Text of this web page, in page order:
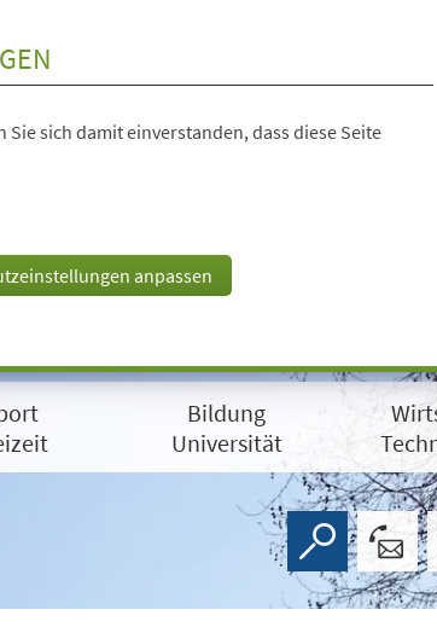
sich damit einverstanden, dass diese Seite
anpassen
Bildung
Universität